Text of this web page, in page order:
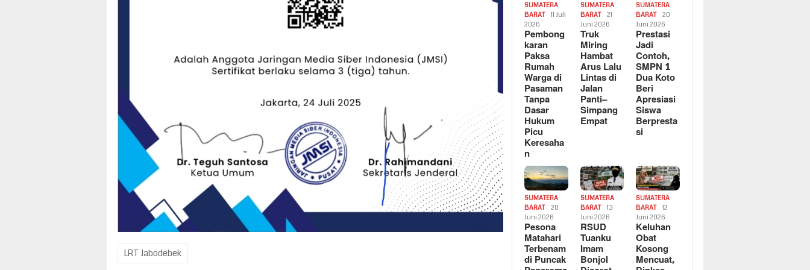
LRT Jabodebek
SUMATERA
BARAT
11 Juli
2026
Pembong
karan
Paksa
Rumah
Warga di
Pasaman
Tanpa
Dasar
Hukum
Picu
Keresaha
n
SUMATERA
BARAT
21
Juni 2026
Truk
Miring
Hambat
Arus Lalu
Lintas di
Jalan
Panti–
Simpang
Empat
SUMATERA
BARAT
20
Juni 2026
Prestasi
Jadi
Contoh,
SMPN 1
Dua Koto
Beri
Apresiasi
Siswa
Berpresta
si
SUMATERA
BARAT
20
Juni 2026
Pesona
Matahari
Terbenam
di Puncak
SUMATERA
BARAT
13
Juni 2026
RSUD
Tuanku
Imam
Bonjol
SUMATERA
BARAT
12
Juni 2026
Keluhan
Obat
Kosong
Mencuat,